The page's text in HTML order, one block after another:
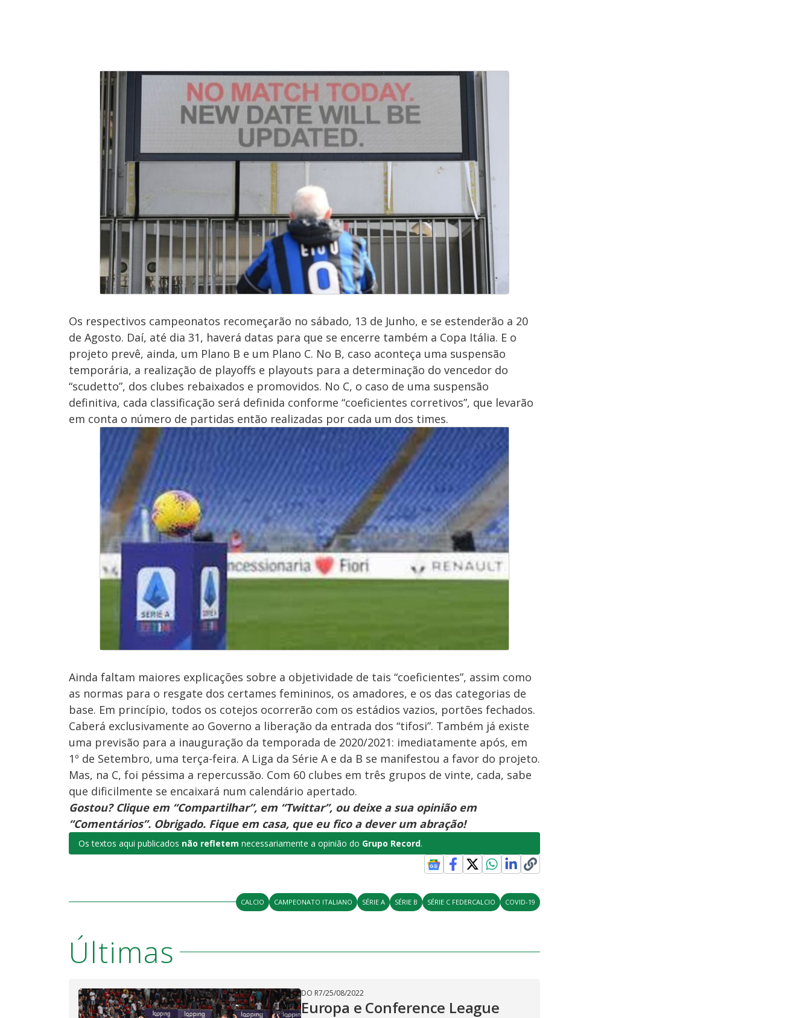
Os respectivos campeonatos recomeçarão no sábado, 13 de Junho, e se estenderão a 20
de Agosto. Daí, até dia 31, haverá datas para que se encerre também a Copa Itália. E o
projeto prevê, ainda, um Plano B e um Plano C. No B, caso aconteça uma suspensão
temporária, a realização de playoffs e playouts para a determinação do vencedor do
“scudetto”, dos clubes rebaixados e promovidos. No C, o caso de uma suspensão
definitiva, cada classificação será definida conforme “coeficientes corretivos”, que levarão
em conta o número de partidas então realizadas por cada um dos times.
Ainda faltam maiores explicações sobre a objetividade de tais “coeficientes”, assim como
as normas para o resgate dos certames femininos, os amadores, e os das categorias de
base. Em princípio, todos os cotejos ocorrerão com os estádios vazios, portões fechados.
Caberá exclusivamente ao Governo a liberação da entrada dos “tifosi”. Também já existe
uma previsão para a inauguração da temporada de 2020/2021: imediatamente após, em
1º de Setembro, uma terça-feira. A Liga da Série A e da B se manifestou a favor do projeto.
Mas, na C, foi péssima a repercussão. Com 60 clubes em três grupos de vinte, cada, sabe
que dificilmente se encaixará num calendário apertado.
Gostou? Clique em “Compartilhar”, em “Twittar”, ou deixe a sua opinião em
“Comentários”. Obrigado. Fique em casa, que eu fico a dever um abração!
Os textos aqui publicados não refletem necessariamente a opinião do Grupo Record.
CALCIO CAMPEONATO ITALIANO SÉRIE A SÉRIE B SÉRIE C FEDERCALCIO COVID-19
Últimas
DO R7/25/08/2022
Europa e Conference League